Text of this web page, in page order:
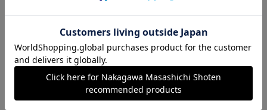
カートに入れる カートに入れる